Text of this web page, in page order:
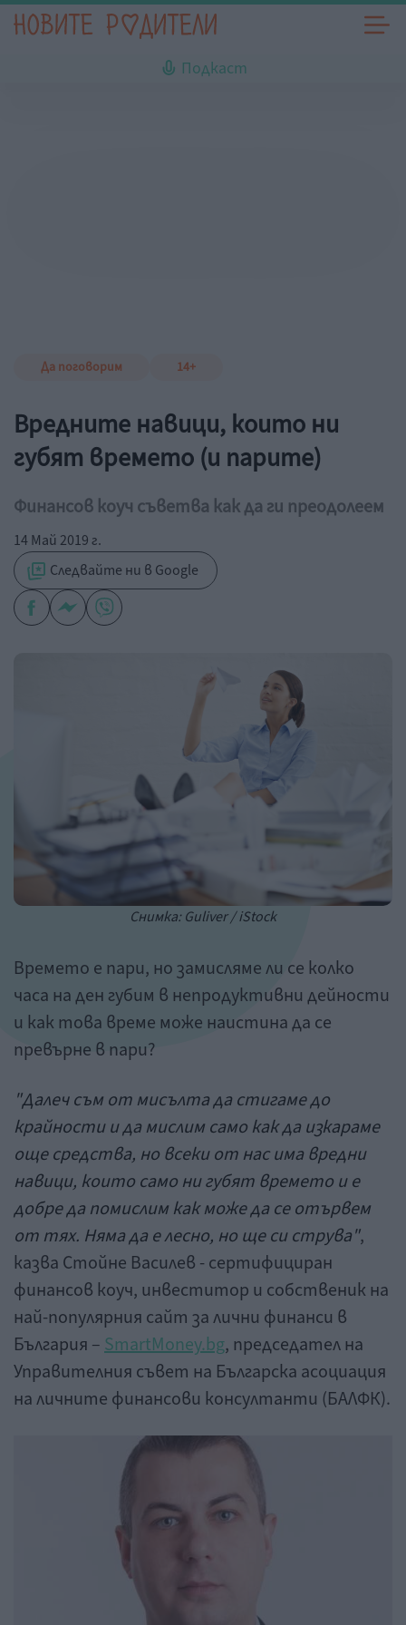
Подкаст
Да поговорим 14+
Вредните навици, които ни
губят времето (и парите)
Финансов коуч съветва как да ги преодолеем
14 Май 2019 г.
Следвайте ни в Google
Снимка: Guliver / iStock
Времето е пари, но замисляме ли се колко
часа на ден губим в непродуктивни дейности
и как това време може наистина да се
превърне в пари?
"Далеч съм от мисълта да стигаме до
крайности и да мислим само как да изкараме
още средства, но всеки от нас има вредни
навици, които само ни губят времето и е
добре да помислим как може да се отървем
от тях. Няма да е лесно, но ще си струва",
казва Стойне Василев - сертифициран
финансов коуч, инвеститор и собственик на
най-популярния сайт за лични финанси в
България –SmartMoney.bg, председател на
Управителния съвет на Българска асоциация
на личните финансови консултанти (БАЛФК).